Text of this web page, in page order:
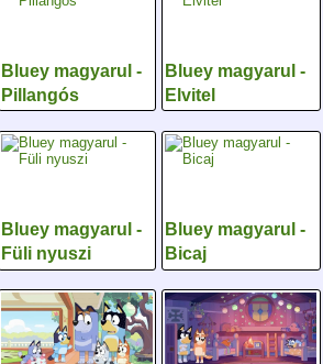
Bluey magyarul -
Pillangós
Bluey magyarul -
Elvitel
Bluey magyarul -
Füli nyuszi
Bluey magyarul -
Bicaj